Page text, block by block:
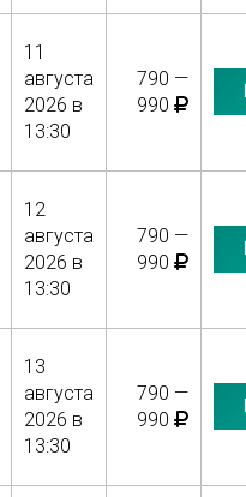
11
августа
2026 в
13:30
790 —
990
12
августа
2026 в
13:30
790 —
990
13
августа
2026 в
13:30
790 —
990